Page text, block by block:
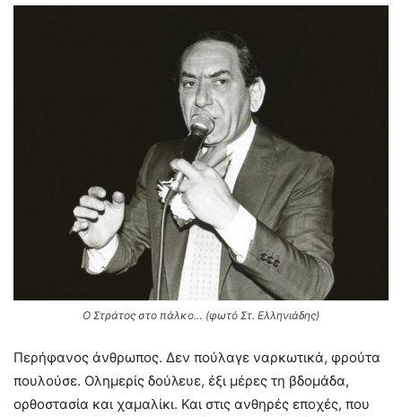
Ο Στράτος στο πάλκο… (φωτό Στ. Ελληνιάδης)
Περήφανος άνθρωπος. Δεν πούλαγε ναρκωτικά, φρούτα
πουλούσε. Ολημερίς δούλευε, έξι μέρες τη βδομάδα,
ορθοστασία και χαμαλίκι. Και στις ανθηρές εποχές, που